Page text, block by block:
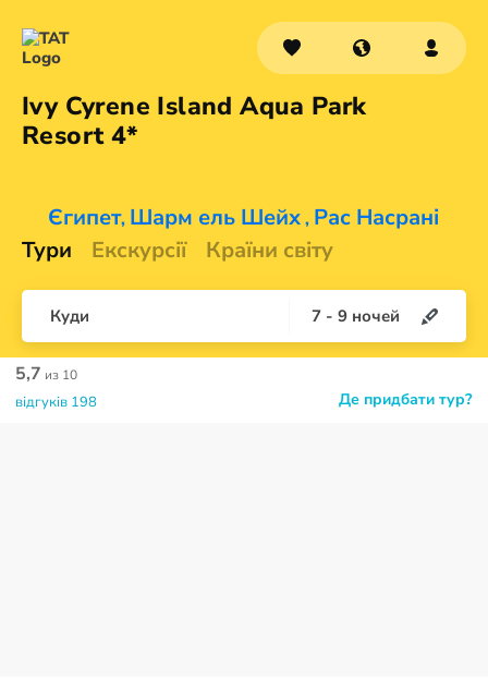
Ivy Cyrene Island Aqua Park
Resort 4*
Єгипет, Шарм ель Шейх , Рас Насрані
Тури
Екскурсії Країни світу
Куди 7 - 9 ночей
Де придбати тур?
5,7 из 10
відгуків 198